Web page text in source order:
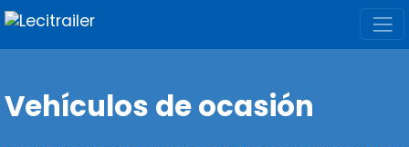
Vehículos de ocasión